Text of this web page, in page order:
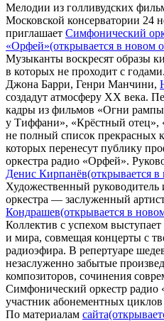
Мелодии из голливудских
Московской консерватории 24
приглашает Симфонический
«Орфей»(открывается в новом
Музыканты воскресят образы
в которых не проходит с
Джона Барри, Генри Манчини,
создадут атмосферу ХХ века.
кадры из фильмов «Огни
у Тиффани», «Крёстный отец»,
не полный список прекрасных
которых перенесут публику
оркестра радио «Орфей».
Денис Кирпанёв(открывается
Художественный
оркестра — заслуженный
Кондрашев(открывается в
Коллектив с успехом
и мира, совмещая концерты с
радиоэфира. В репертуаре
незаслуженно забытые
композиторов, сочинения
Симфонический оркестр
участник абонементных
По материалам сайта